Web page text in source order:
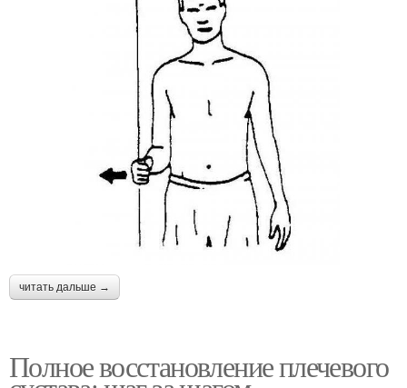
читать дальше →
Полное восстановление плечевого